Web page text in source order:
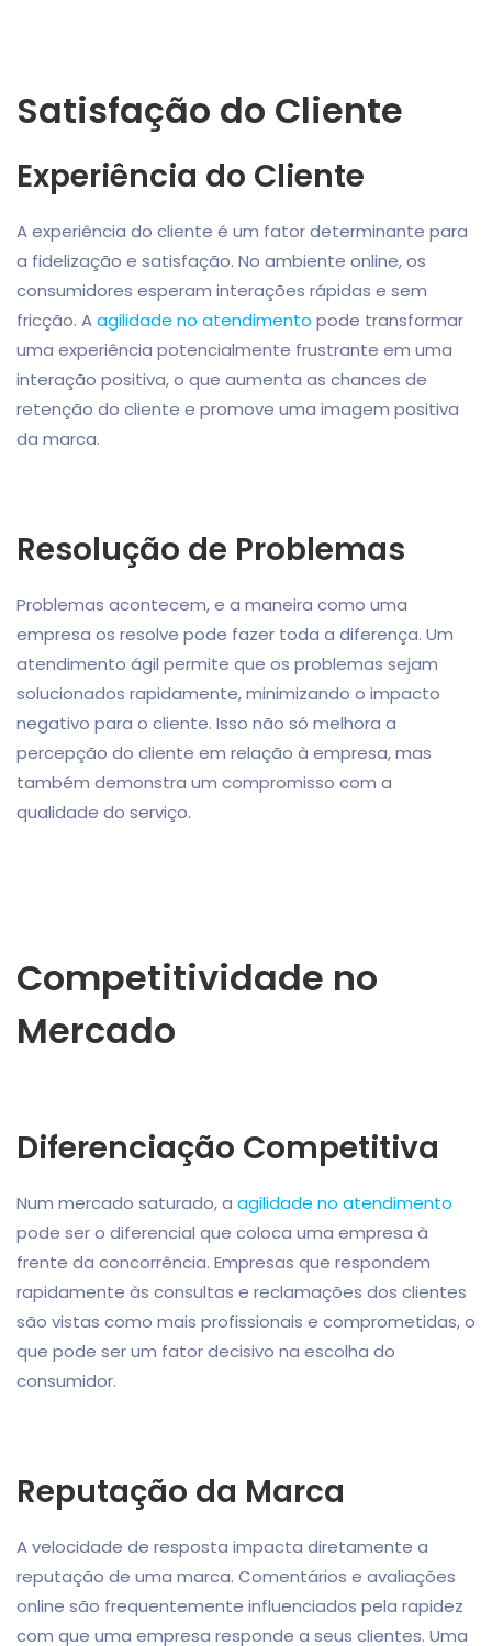
Satisfação do Cliente
Experiência do Cliente
A experiência do cliente é um fator determinante para
a fidelização e satisfação. No ambiente online, os
consumidores esperam interações rápidas e sem
fricção. Aagilidade no atendimento pode transformar
uma experiência potencialmente frustrante em uma
interação positiva, o que aumenta as chances de
retenção do cliente e promove uma imagem positiva
da marca.
Resolução de Problemas
Problemas acontecem, e a maneira como uma
empresa os resolve pode fazer toda a diferença. Um
atendimento ágil permite que os problemas sejam
solucionados rapidamente, minimizando o impacto
negativo para o cliente. Isso não só melhora a
percepção do cliente em relação à empresa, mas
também demonstra um compromisso com a
qualidade do serviço.
Competitividade no
Mercado
Diferenciação Competitiva
Num mercado saturado, a agilidade no atendimento
pode ser o diferencial que coloca uma empresa à
frente da concorrência. Empresas que respondem
rapidamente às consultas e reclamações dos clientes
são vistas como mais profissionais e comprometidas, o
que pode ser um fator decisivo na escolha do
consumidor.
Reputação da Marca
A velocidade de resposta impacta diretamente a
reputação de uma marca. Comentários e avaliações
online são frequentemente influenciados pela rapidez
com que uma empresa responde a seus clientes. Uma